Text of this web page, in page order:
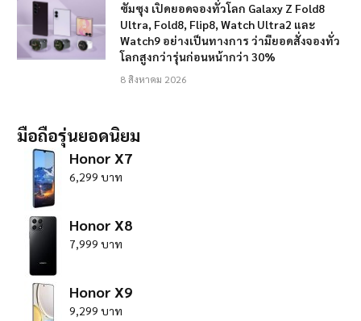
ซัมซุง เปิดยอดจองทั่วโลก Galaxy Z Fold8
Ultra, Fold8, Flip8, Watch Ultra2 และ
Watch9 อย่างเป็นทางการ ว่ามียอดสั่งจองทั่ว
โลกสูงกว่ารุ่นก่อนหน้ากว่า 30%
8 สิงหาคม 2026
มือถือรุ่นยอดนิยม
Honor X7
6,299 บาท
Honor X8
7,999 บาท
Honor X9
9,299 บาท